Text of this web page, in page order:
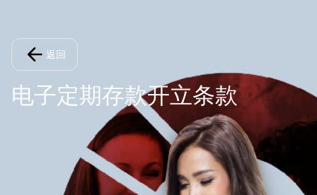
返回​
电子定期存款开立条款​